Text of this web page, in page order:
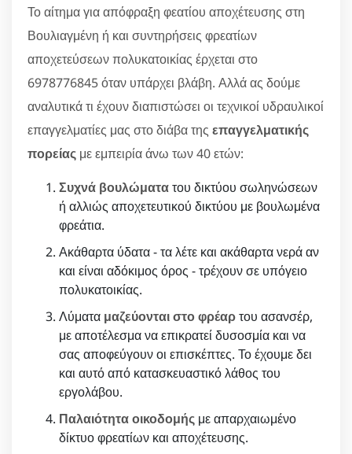
Το αίτημα για απόφραξη φεατίου αποχέτευσης στη
Βουλιαγμένη ή και συντηρήσεις φρεατίων
αποχετεύσεων πολυκατοικίας έρχεται στο
6978776845 όταν υπάρχει βλάβη. Αλλά ας δούμε
αναλυτικά τι έχουν διαπιστώσει οι τεχνικοί υδραυλικοί
επαγγελματίες μας στο διάβα της επαγγελματικής
πορείας με εμπειρία άνω των 40 ετών:
Συχνά βουλώματατου δικτύου σωληνώσεων
ή αλλιώς αποχετευτικού δικτύου με βουλωμένα
φρεάτια.
Ακάθαρτα ύδατα - τα λέτε και ακάθαρτα νερά αν
και είναι αδόκιμος όρος - τρέχουν σε υπόγειο
πολυκατοικίας.
Λύματα μαζεύονται στο φρέαρτου ασανσέρ,
με αποτέλεσμα να επικρατεί δυσοσμία και να
σας αποφεύγουν οι επισκέπτες. Το έχουμε δει
και αυτό από κατασκευαστικό λάθος του
εργολάβου.
Παλαιότητα οικοδομής με απαρχαιωμένο
δίκτυο φρεατίων και αποχέτευσης.